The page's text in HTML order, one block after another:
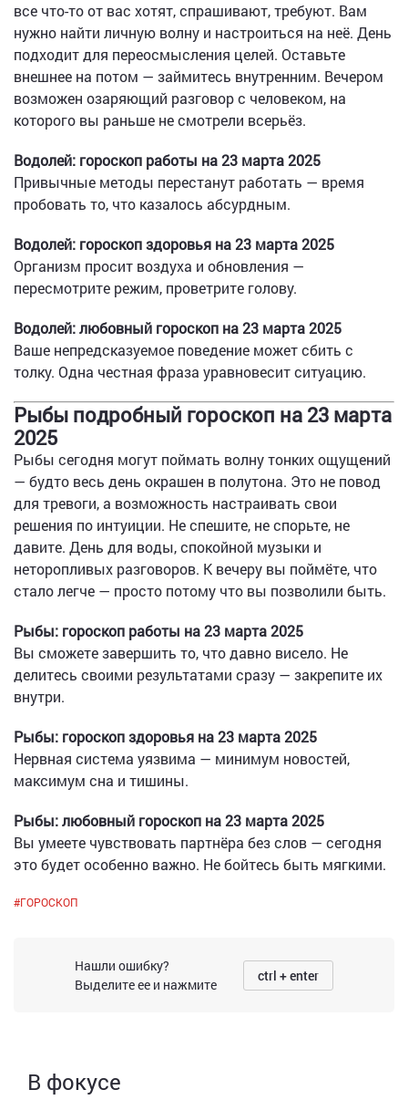
все что-то от вас хотят, спрашивают, требуют. Вам
нужно найти личную волну и настроиться на неё. День
подходит для переосмысления целей. Оставьте
внешнее на потом — займитесь внутренним. Вечером
возможен озаряющий разговор с человеком, на
которого вы раньше не смотрели всерьёз.
Водолей: гороскоп работы на 23 марта 2025
Привычные методы перестанут работать — время
пробовать то, что казалось абсурдным.
Водолей: гороскоп здоровья на 23 марта 2025
Организм просит воздуха и обновления —
пересмотрите режим, проветрите голову.
Водолей: любовный гороскоп на 23 марта 2025
Ваше непредсказуемое поведение может сбить с
толку. Одна честная фраза уравновесит ситуацию.
Рыбы подробный гороскоп на 23 марта
2025
Рыбы сегодня могут поймать волну тонких ощущений
— будто весь день окрашен в полутона. Это не повод
для тревоги, а возможность настраивать свои
решения по интуиции. Не спешите, не спорьте, не
давите. День для воды, спокойной музыки и
неторопливых разговоров. К вечеру вы поймёте, что
стало легче — просто потому что вы позволили быть.
Рыбы: гороскоп работы на 23 марта 2025
Вы сможете завершить то, что давно висело. Не
делитесь своими результатами сразу — закрепите их
внутри.
Рыбы: гороскоп здоровья на 23 марта 2025
Нервная система уязвима — минимум новостей,
максимум сна и тишины.
Рыбы: любовный гороскоп на 23 марта 2025
Вы умеете чувствовать партнёра без слов — сегодня
это будет особенно важно. Не бойтесь быть мягкими.
#ГОРОСКОП
Нашли ошибку?
Выделите ее и нажмите
ctrl + enter
В фокусе